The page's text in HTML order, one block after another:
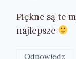
Piękne są te
najlepsze
Odpowiedz